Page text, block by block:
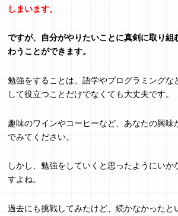
しまいます。
ですが、自分がやりたいことに真剣に取り組
わうことができます。
勉強をすることは、語学やプログラミングな
して役立つことだけでなくても大丈夫です。
趣味のワインやコーヒーなど、あなたの興味
でみてください。
しかし、勉強をしていくと思ったようにいか
すよね。
過去にも挑戦してみたけど、続かなかったと